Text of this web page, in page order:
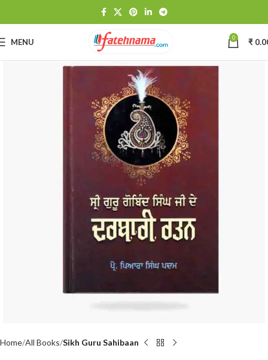
MENU 0 ₹
Home All Books Sikh Guru Sahibaan